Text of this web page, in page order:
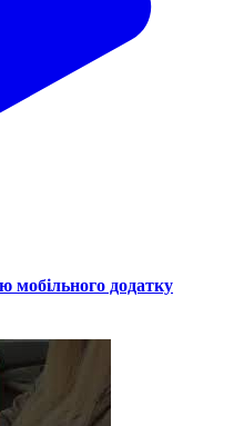
мобільного додатку